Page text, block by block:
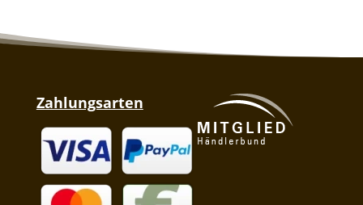
Zahlungsarten